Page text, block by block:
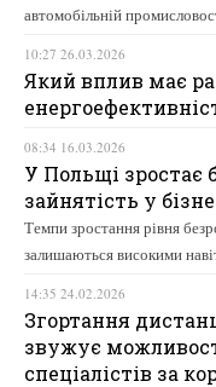
автомобільній
10:27 26.03.2026
Який вплив має
08:34 16.03.2026
У Польщі зростає
зайнятість у
Темпи зростання рівня
залишаються високими
14:35 24.02.2026
Згортання
звужує
спеціалістів за